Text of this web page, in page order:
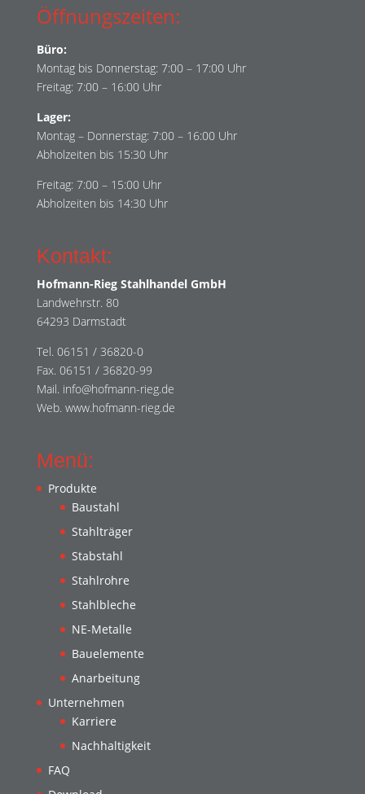
Öffnungszeiten:
Büro:
Montag bis Donnerstag: 7:00 – 17:00 Uhr
Freitag: 7:00 – 16:00 Uhr
Lager:
Montag – Donnerstag: 7:00 – 16:00 Uhr
Abholzeiten bis 15:30 Uhr
Freitag: 7:00 – 15:00 Uhr
Abholzeiten bis 14:30 Uhr
Kontakt:
Hofmann-Rieg Stahlhandel GmbH
Landwehrstr. 80
64293 Darmstadt
Tel. 06151 / 36820-0
Fax. 06151 / 36820-99
Mail. info@hofmann-rieg.de
Web. www.hofmann-rieg.de
Menü:
Produkte
Baustahl
Stahlträger
Stabstahl
Stahlrohre
Stahlbleche
NE-Metalle
Bauelemente
Anarbeitung
Unternehmen
Karriere
Nachhaltigkeit
FAQ